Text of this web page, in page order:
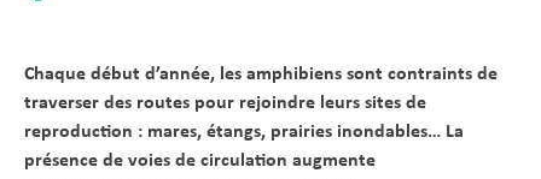
Chaque début d’année, les amphibiens sont contraints de
traverser des routes pour rejoindre leurs sites de
reproduction : mares, étangs, prairies inondables… La
présence de voies de circulation augmente